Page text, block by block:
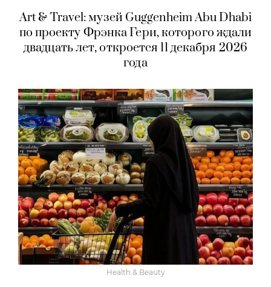
Art & Travel: музей Guggenheim Abu Dhabi
по проекту Фрэнка Гери, которого ждали
двадцать лет, откроется 11 декабря 2026
года
Health & Beauty